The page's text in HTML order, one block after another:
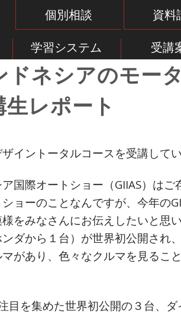
個別相談 資料
学習システム 受講
ドネシアのモー
レポート
イントータルコースを受講してい
国際オートショー（GIIAS）はご
ョーのことなんですが、今年の
をみなさんにお伝えしたいと思
ダから１台）が世界初公開され
があり、色々なクルマを見るこ
目を集めた世界初公開の３台、ダ